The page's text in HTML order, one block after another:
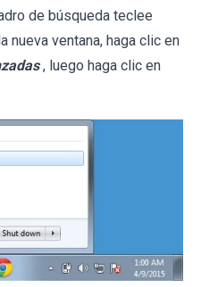
de búsqueda teclee
nueva ventana, haga clic en
, luego haga clic en